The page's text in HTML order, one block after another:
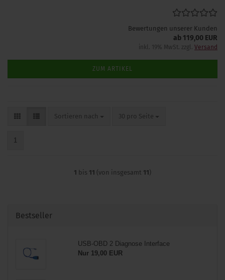
Bewertungen unserer Kunden
ab 119,00 EUR
inkl. 19% MwSt. zzgl. Versand
ZUM ARTIKEL
Sortieren nach
Sortieren nach 30 pro Seite
pro Seite
1
1 bis 11 (von insgesamt 11)
Bestseller
USB-OBD 2 Diagnose Interface
Nur 19,00 EUR